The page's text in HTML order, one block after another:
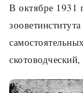
В октябре 1931